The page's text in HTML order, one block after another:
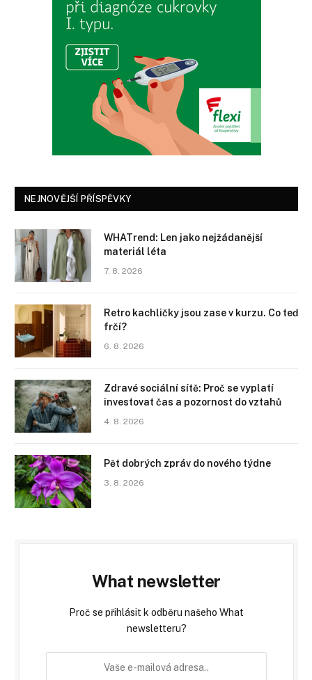
NEJNOVĚJŠÍ PŘÍSPĚVKY
WHATrend: Len jako nejžádanější
materiál léta
7. 8. 2026
Retro kachličky jsou zase v kurzu. Co teď
frčí?
6. 8. 2026
Zdravé sociální sítě: Proč se vyplatí
investovat čas a pozornost do vztahů
4. 8. 2026
Pět dobrých zpráv do nového týdne
3. 8. 2026
What newsletter
Proč se přihlásit k odběru našeho What
newsletteru?